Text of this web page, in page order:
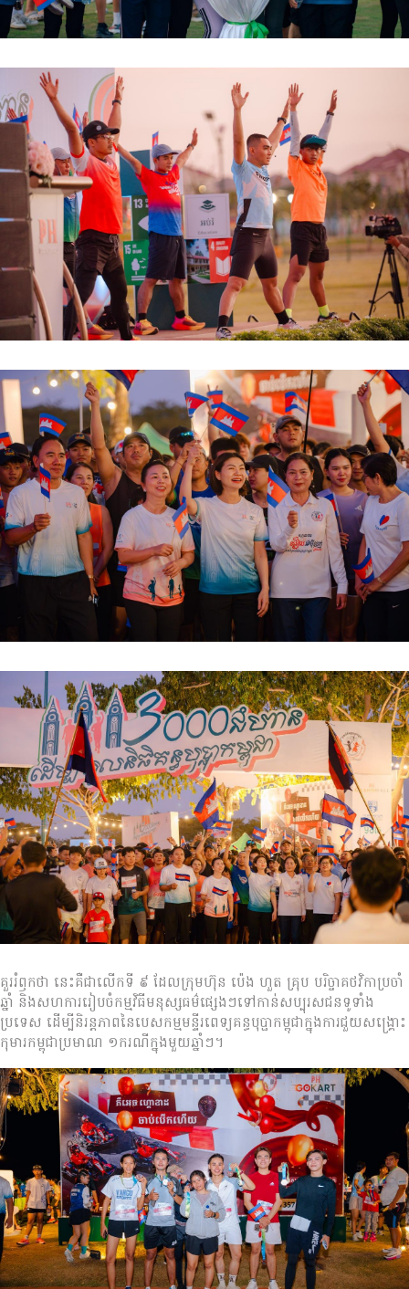
គួររំឭកថា នេះគឺជាលើកទី ៩ ដែលក្រុមហ៊ុន ប៉េង ហួត គ្រុប បរិច្ចាគថវិកាប្រចាំ
ឆ្នាំ និងសហការរៀបចំកម្មវិធីមនុស្សធម៌ផ្សេងៗទៅកាន់សប្បុរសជនទូទាំង
ប្រទេស ដើម្បីនិរន្តភាពនៃបេសកម្មមន្ទីរពេទ្យគន្ធបុប្ផាកម្ពុជាក្នុងការជួយសង្រ្គោះ
កុមារកម្ពុជាប្រមាណ ១ករណីក្នុងមួយឆ្នាំៗ។